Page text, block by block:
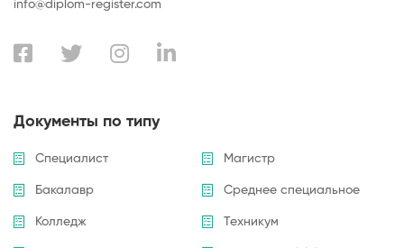
info@diplom-register.com
Документы по типу
Специалист Магистр
Бакалавр Среднее специальное
Колледж Техникум